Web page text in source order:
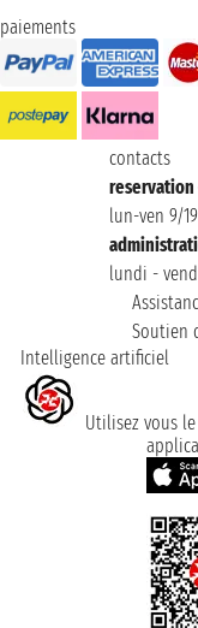
paiements
contacts
reservation
lun-ven 9/
lundi -
Soutien
Intelligence artificiel
Utilisez vous